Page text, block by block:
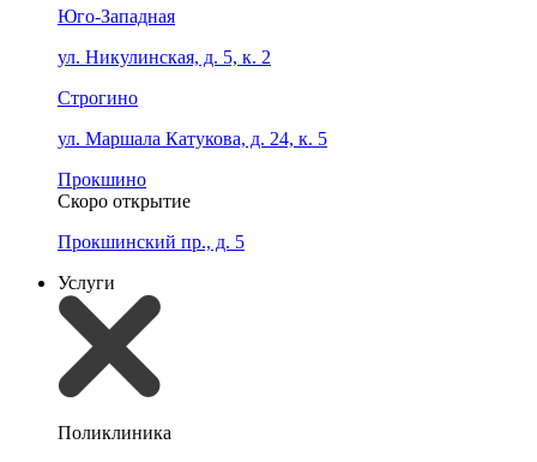
Юго-Западная
ул. Никулинская, д. 5, к. 2
Строгино
ул. Маршала Катукова, д. 24, к. 5
Прокшино
Скоро открытие
Прокшинский пр., д. 5
Услуги
Поликлиника